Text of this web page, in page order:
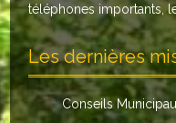
Galerie
LA MAIRIE
Horaires
téléphones importants,
Les dernières
Conseils